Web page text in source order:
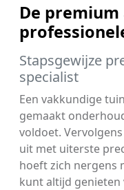
De premium
Stapsgewijze
specialist
Een vakkundige
gemaakt
voldoet.
uit met uiterste
hoeft zich nergens
kunt altijd genieten